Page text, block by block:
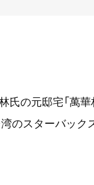
氏の元邸宅「萬
のスターバック